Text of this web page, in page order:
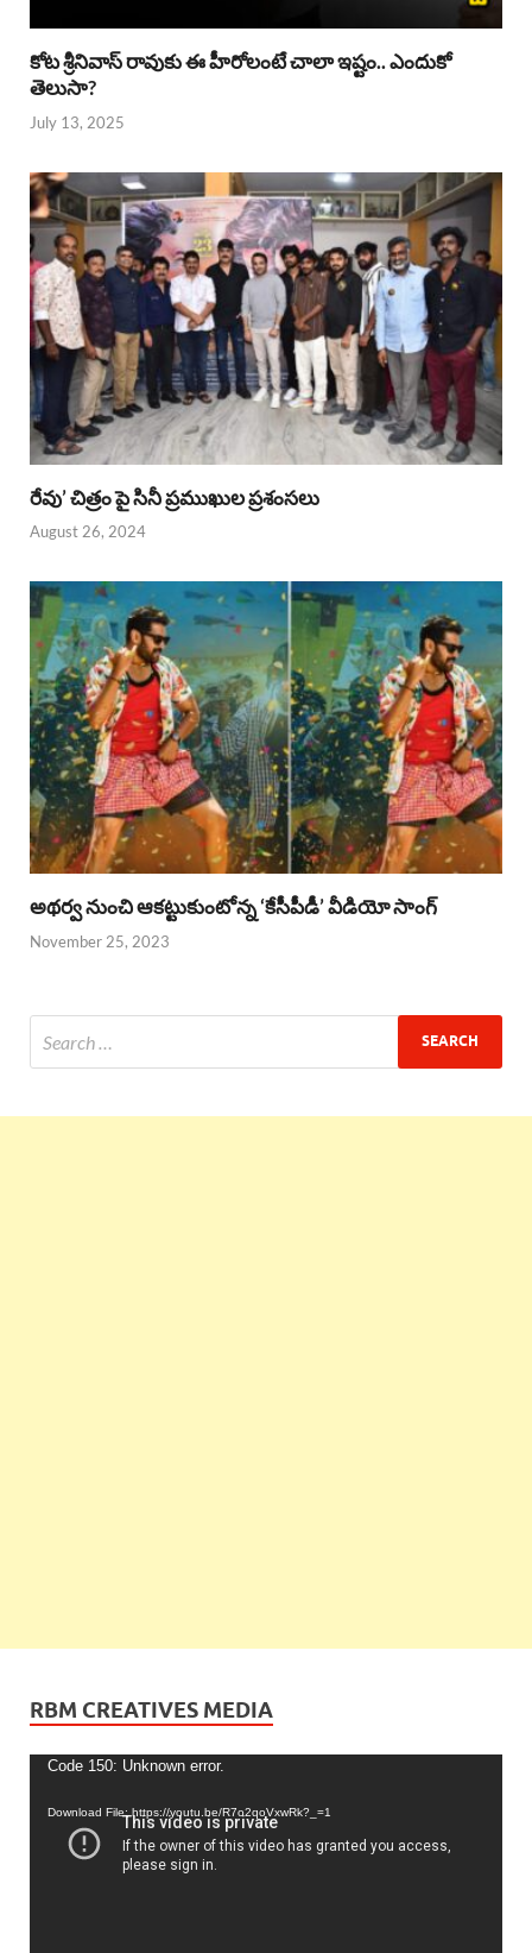
కోట శ్రీనివాస్ రావుకు ఈ హీరోలంటే చాలా ఇష్టం.. ఎందుకో
తెలుసా?
July 13, 2025
రేవు’ చిత్రం పై సినీ ప్రముఖుల ప్రశంసలు
August 26, 2024
అథర్వ నుంచి ఆకట్టుకుంటోన్న ‘కేసీపీడీ’ వీడియో సాంగ్
November 25, 2023
RBM CREATIVES MEDIA
Video
Code 150: Unknown error.
Download File: https://youtu.be/R7o2qoVxwRk?_=1